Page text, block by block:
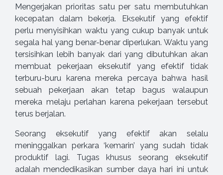
Mengerjakan prioritas satu per satu membutuhkan
kecepatan dalam bekerja. Eksekutif yang efektif
perlu menyisihkan waktu yang cukup banyak untuk
segala hal yang benar-benar diperlukan. Waktu yang
tersisihkan lebih banyak dari yang dibutuhkan akan
membuat pekerjaan eksekutif yang efektif tidak
terburu-buru karena mereka percaya bahwa hasil
sebuah pekerjaan akan tetap bagus walaupun
mereka melaju perlahan karena pekerjaan tersebut
terus berjalan.
Seorang eksekutif yang efektif akan selalu
meninggalkan perkara ‘kemarin’ yang sudah tidak
produktif lagi. Tugas khusus seorang eksekutif
adalah mendedikasikan sumber daya hari ini untuk